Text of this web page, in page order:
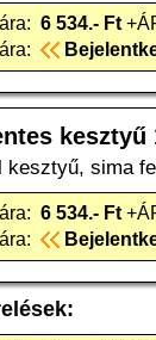
6 534.- Ft
kesztyű
kesztyű, sima
6 534.- Ft
: